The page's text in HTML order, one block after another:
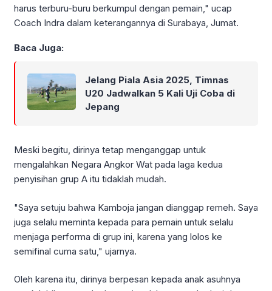
harus terburu-buru berkumpul dengan pemain," ucap
Coach Indra dalam keterangannya di Surabaya, Jumat.
Baca Juga:
Jelang Piala Asia 2025, Timnas
U20 Jadwalkan 5 Kali Uji Coba di
Jepang
Meski begitu, dirinya tetap menganggap untuk
mengalahkan Negara Angkor Wat pada laga kedua
penyisihan grup A itu tidaklah mudah.
"Saya setuju bahwa Kamboja jangan dianggap remeh. Saya
juga selalu meminta kepada para pemain untuk selalu
menjaga performa di grup ini, karena yang lolos ke
semifinal cuma satu," ujarnya.
Oleh karena itu, dirinya berpesan kepada anak asuhnya